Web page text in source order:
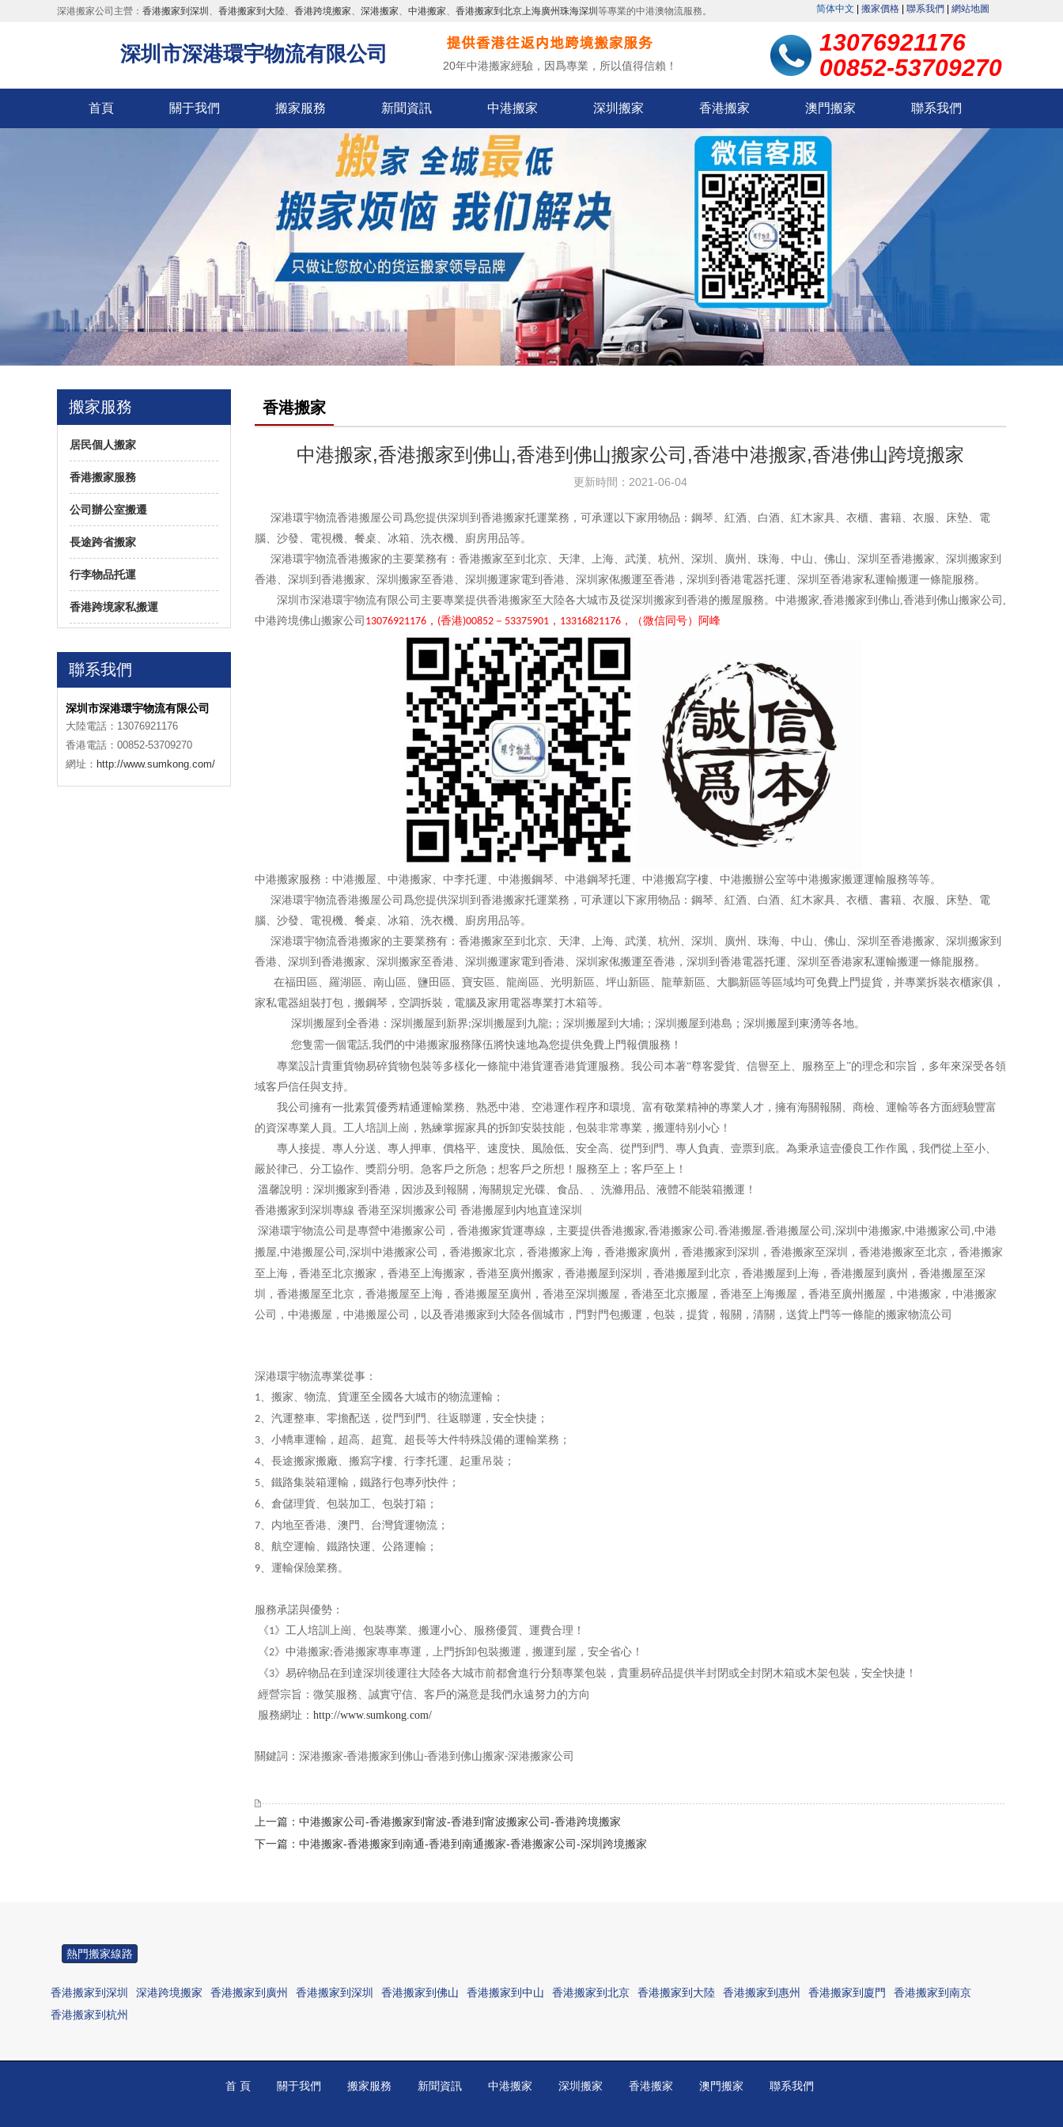
深港搬家公司主營： 香港搬家到深圳 、 香港搬家到大陸、 香港跨境搬家、 深港搬家、 中港搬家、 香港搬家到北京上海廣州珠海深圳 等專業的中港澳物流服務。 简体中文 搬家價格 聯系我們 網站地圖
深圳市深港環宇物流有限公司 20年中港搬家經驗，因爲專業，所以值得信賴！
13076921176
00852-53709270
首頁 關于我們 搬家服務 新聞資訊 中港搬家 深圳搬家 香港搬家 澳門搬家 聯系我們
搬家服務
居民個人搬家
香港搬家服務
公司辦公室搬遷
長途跨省搬家
行李物品托運
香港跨境家私搬運
聯系我們
深圳市深港環宇物流有限公司
大陸電話：13076921176
香港電話：00852-53709270
網址： http://www.sumkong.com/
香港搬家
中港搬家,香港搬家到佛山,香港到佛山搬家公司,香港中港搬家,香港佛山跨境搬家
更新時間：2021-06-04
深港環宇物流香港搬屋公司爲您提供深圳到香港搬家托運業務，可承運以下家用物品：鋼琴、紅酒、白酒、紅木家具、衣櫃、書籍、衣服、床墊、電
腦、沙發、電視機、餐桌、冰箱、洗衣機、廚房用品等。
深港環宇物流香港搬家的主要業務有：香港搬家至到北京、天津、上海、武漢、杭州、深圳、廣州、珠海、中山、佛山、深圳至香港搬家、深圳搬家到
香港、深圳到香港搬家、深圳搬家至香港、深圳搬運家電到香港、深圳家俬搬運至香港，深圳到香港電器托運、深圳至香港家私運輸搬運一條龍服務。
深圳市深港環宇物流有限公司主要專業提供香港搬家至大陸各大城市及從深圳搬家到香港的搬屋服務。中港搬家,香港搬家到佛山,香港到佛山搬家公司,
中港跨境佛山搬家公司 13076921176 ， (香港)00852 － 53375901 ， 13316821176 ，（微信同号）阿峰
中港搬家服務：中港搬屋、中港搬家、中李托運、中港搬鋼琴、中港鋼琴托運、中港搬寫字樓、中港搬辦公室等中港搬家搬運運輸服務等等。
深港環宇物流香港搬屋公司爲您提供深圳到香港搬家托運業務，可承運以下家用物品：鋼琴、紅酒、白酒、紅木家具、衣櫃、書籍、衣服、床墊、電
腦、沙發、電視機、餐桌、冰箱、洗衣機、廚房用品等。
深港環宇物流香港搬家的主要業務有：香港搬家至到北京、天津、上海、武漢、杭州、深圳、廣州、珠海、中山、佛山、深圳至香港搬家、深圳搬家到
香港、深圳到香港搬家、深圳搬家至香港、深圳搬運家電到香港、深圳家俬搬運至香港，深圳到香港電器托運、深圳至香港家私運輸搬運一條龍服務。
在福田區、羅湖區、南山區、鹽田區、寶安區、龍崗區、光明新區、坪山新區、龍華新區、大鵬新區等區域均可免費上門提貨，并專業拆裝衣櫃家俱，
家私電器組裝打包，搬鋼琴，空調拆裝，電腦及家用電器專業打木箱等。
深圳搬屋到全香港：深圳搬屋到新界;深圳搬屋到九龍; ；深圳搬屋到大埔; ；深圳搬屋到港島；深圳搬屋到東湧等各地。
您隻需一個電話,我們的中港搬家服務隊伍將快速地為您提供免費上門報價服務！
專業設計貴重貨物易碎貨物包裝等多樣化一條龍中港貨運香港貨運服務。我公司本著“尊客愛貨、信譽至上、服務至上”的理念和宗旨，多年來深受各領
域客戶信任與支持。
我公司擁有一批素質優秀精通運輸業務、熟悉中港、空港運作程序和環境、富有敬業精神的專業人才，擁有海關報關、商檢、運輸等各方面經驗豐富
的資深專業人員。工人培訓上崗，熟練掌握家具的拆卸安裝技能，包裝非常專業，搬運特别小心！
專人接提、專人分送、專人押車、價格平、速度快、風險低、安全高、從門到門、專人負責、壹票到底。為秉承這壹優良工作作風，我們從上至小、
嚴於律己、分工協作、獎罰分明。急客戶之所急；想客戶之所想！服務至上；客戶至上！
溫馨說明：深圳搬家到香港，因涉及到報關，海關規定光碟、食品、、洗滌用品、液體不能裝箱搬運！
香港搬家到深圳專線 香港至深圳搬家公司 香港搬屋到内地直達深圳
深港環宇物流公司是專營中港搬家公司，香港搬家貨運專線，主要提供香港搬家,香港搬家公司 .香港搬屋.香港搬屋公司 ,深圳中港搬家,中港搬家公司 ,中港
搬屋,中港搬屋公司 ,深圳中港搬家公司，香港搬家北京，香港搬家上海，香港搬家廣州，香港搬家到深圳，香港搬家至深圳，香港港搬家至北京，香港搬家
至上海，香港至北京搬家，香港至上海搬家，香港至廣州搬家，香港搬屋到深圳，香港搬屋到北京，香港搬屋到上海，香港搬屋到廣州，香港搬屋至深
圳，香港搬屋至北京，香港搬屋至上海，香港搬屋至廣州，香港至深圳搬屋，香港至北京搬屋，香港至上海搬屋，香港至廣州搬屋，中港搬家，中港搬家
公司，中港搬屋，中港搬屋公司，以及香港搬家到大陸各個城市，門對門包搬運，包裝，提貨，報關，清關，送貨上門等一條龍的搬家物流公司
深港環宇物流專業從事：
1、搬家、物流、貨運至全國各大城市的物流運輸；
2、汽運整車、零擔配送，從門到門、往返聯運，安全快捷；
3、小轎車運輸，超高、超寬、超長等大件特殊設備的運輸業務；
4、長途搬家搬廠、搬寫字樓、行李托運、起重吊裝；
5、鐵路集裝箱運輸，鐵路行包專列快件；
6、倉儲理貨、包裝加工、包裝打箱；
7、内地至香港、澳門、台灣貨運物流；
8、航空運輸、鐵路快運、公路運輸；
9、運輸保險業務。
服務承諾與優勢：
《1》工人培訓上崗、包裝專業、搬運小心、服務優質、運費合理！
《2》中港搬家;香港搬家專車專運，上門拆卸包裝搬運，搬運到屋，安全省心！
《3》易碎物品在到達深圳後運往大陸各大城市前都會進行分類專業包裝，貴重易碎品提供半封閉或全封閉木箱或木架包裝，安全快捷！
經營宗旨：微笑服務、誠實守信、客戶的滿意是我們永遠努力的方向
服務網址： http://www.sumkong.com/
關鍵詞：深港搬家-香港搬家到佛山-香港到佛山搬家-深港搬家公司
上一篇：中港搬家公司-香港搬家到甯波-香港到甯波搬家公司-香港跨境搬家
下一篇：中港搬家-香港搬家到南通-香港到南通搬家-香港搬家公司-深圳跨境搬家
熱門搬家線路
香港搬家到深圳 深港跨境搬家 香港搬家到廣州 香港搬家到深圳 香港搬家到佛山 香港搬家到中山 香港搬家到北京 香港搬家到大陸 香港搬家到惠州 香港搬家到廈門
香港搬家到南京
香港搬家到杭州
首 頁 關于我們 搬家服務 新聞資訊 中港搬家 深圳搬家 香港搬家 澳門搬家 聯系我們